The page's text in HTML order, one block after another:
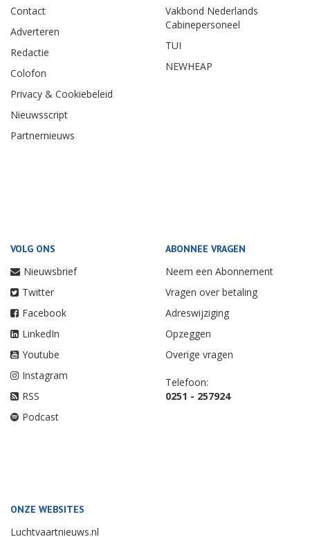
Contact
Adverteren
Redactie
Colofon
Privacy & Cookiebeleid
Nieuwsscript
Partnernieuws
Vakbond Nederlands
Cabinepersoneel
TUI
NEWHEAP
VOLG ONS
Nieuwsbrief
Twitter
Facebook
LinkedIn
Youtube
Instagram
RSS
Podcast
ABONNEE VRAGEN
Neem een Abonnement
Vragen over betaling
Adreswijziging
Opzeggen
Overige vragen
Telefoon:
0251 - 257924
ONZE WEBSITES
Luchtvaartnieuws.nl